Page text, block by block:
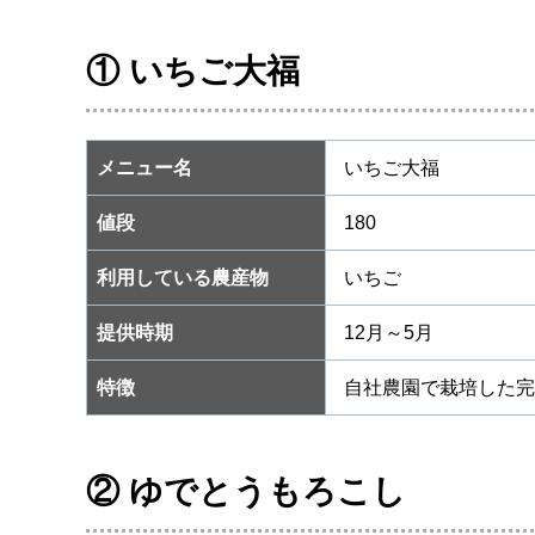
① いちご大福
メニュー名 いちご大福
値段 180
利用している農産物 いちご
提供時期 12月～5月
特徴 自社農園で栽培した
② ゆでとうもろこし